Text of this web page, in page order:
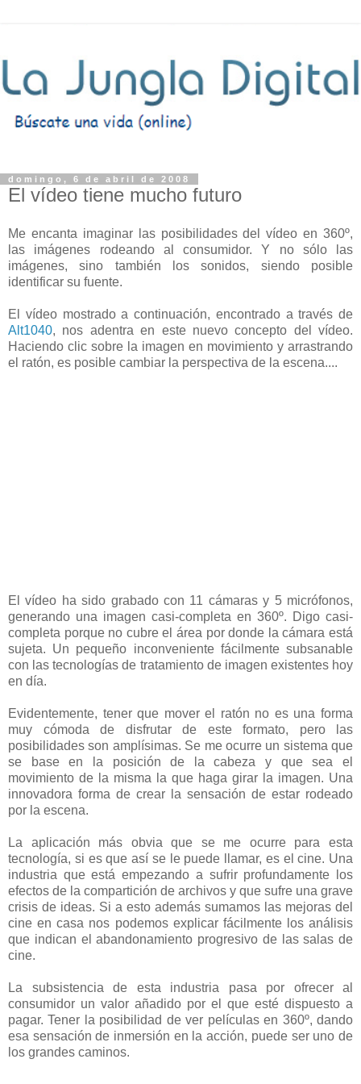
domingo, 6 de abril de 2008
El vídeo tiene mucho futuro
Me encanta imaginar las posibilidades del vídeo en 360º,
las imágenes rodeando al consumidor. Y no sólo las
imágenes, sino también los sonidos, siendo posible
identificar su fuente.
El vídeo mostrado a continuación, encontrado a través de
Alt1040, nos adentra en este nuevo concepto del vídeo.
Haciendo clic sobre la imagen en movimiento y arrastrando
el ratón, es posible cambiar la perspectiva de la escena....
El vídeo ha sido grabado con 11 cámaras y 5 micrófonos,
generando una imagen casi-completa en 360º. Digo casi-
completa porque no cubre el área por donde la cámara está
sujeta. Un pequeño inconveniente fácilmente subsanable
con las tecnologías de tratamiento de imagen existentes hoy
en día.
Evidentemente, tener que mover el ratón no es una forma
muy cómoda de disfrutar de este formato, pero las
posibilidades son amplísimas. Se me ocurre un sistema que
se base en la posición de la cabeza y que sea el
movimiento de la misma la que haga girar la imagen. Una
innovadora forma de crear la sensación de estar rodeado
por la escena.
La aplicación más obvia que se me ocurre para esta
tecnología, si es que así se le puede llamar, es el cine. Una
industria que está empezando a sufrir profundamente los
efectos de la compartición de archivos y que sufre una grave
crisis de ideas. Si a esto además sumamos las mejoras del
cine en casa nos podemos explicar fácilmente los análisis
que indican el abandonamiento progresivo de las salas de
cine.
La subsistencia de esta industria pasa por ofrecer al
consumidor un valor añadido por el que esté dispuesto a
pagar. Tener la posibilidad de ver películas en 360º, dando
esa sensación de inmersión en la acción, puede ser uno de
los grandes caminos.